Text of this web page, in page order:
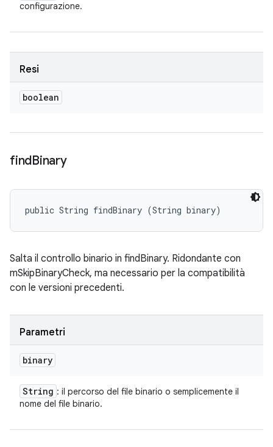
configurazione.
Resi
boolean
findBinary
public String findBinary (String binary)
Salta il controllo binario in findBinary. Ridondante con
mSkipBinaryCheck, ma necessario per la compatibilità
con le versioni precedenti.
Parametri
binary
String : il percorso del file binario o semplicemente il
nome del file binario.